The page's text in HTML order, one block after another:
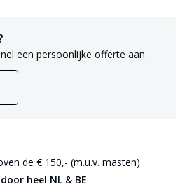
een persoonlijke offerte aan.
de € 150,- (m.u.v. masten)
door heel NL & BE